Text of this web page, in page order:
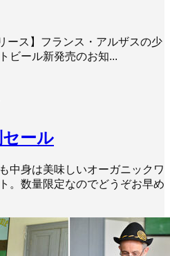
ース】フランス・アルザスの少
ビール新発売のお知...
ール
中身は美味しいオーガニックワ
。数量限定なのでどうぞお早め